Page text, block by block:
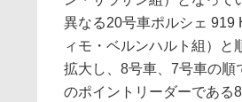
異なる20号車ポルシェ 919
ィモ・ベルンハルト組）
拡大し、8号車、7号車の順
のポイントリーダーである